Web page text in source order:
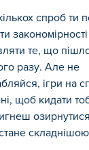
спроб ти
закономірності
те, що
разу. Але не
ігри на
щоб кидати